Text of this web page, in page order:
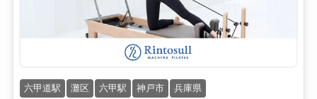
六甲道駅 灘区 六甲駅 神戸市
兵庫県